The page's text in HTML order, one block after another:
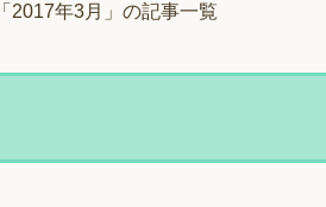
「2017年3月」の記事一覧